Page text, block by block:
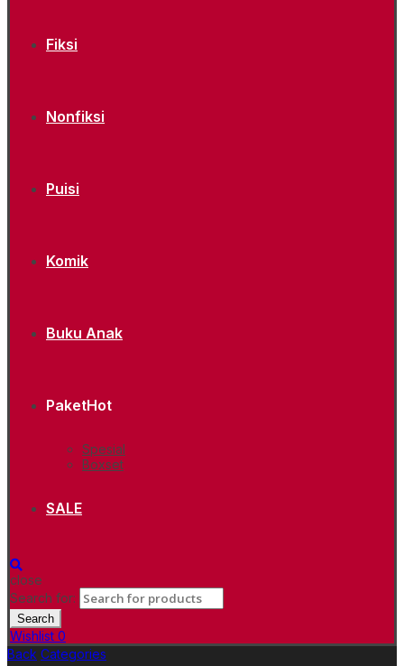
Fiksi
Nonfiksi
Puisi
Komik
Buku Anak
PaketHot
Spesial
Boxset
SALE
close
Search for:
Search
Wishlist 0
Back Categories